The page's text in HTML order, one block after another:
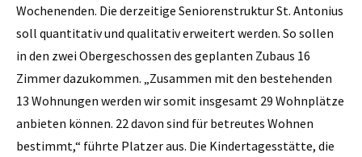
Wochenenden. Die derzeitige Seniorenstruktur St. Antonius
soll quantitativ und qualitativ erweitert werden. So sollen
in den zwei Obergeschossen des geplanten Zubaus 16
Zimmer dazukommen. „Zusammen mit den bestehenden
13 Wohnungen werden wir somit insgesamt 29 Wohnplätze
anbieten können. 22 davon sind für betreutes Wohnen
bestimmt,“ führte Platzer aus. Die Kindertagesstätte, die